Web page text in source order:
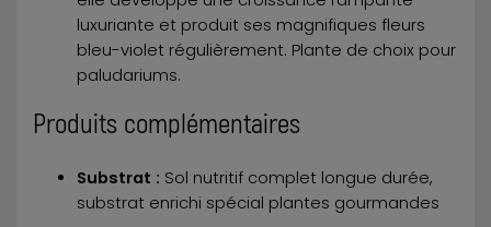
luxuriante et produit ses magnifiques fleurs
bleu-violet régulièrement. Plante de choix pour
paludariums.
Produits complémentaires
Substrat : Sol nutritif complet longue durée,
substrat enrichi spécial plantes gourmandes